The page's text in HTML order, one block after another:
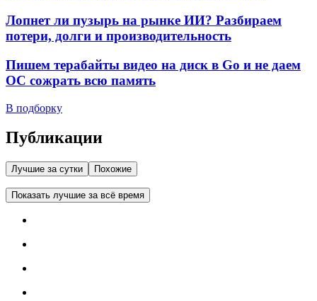
Лопнет ли пузырь на рынке ИИ? Разбираем
потери, долги и производительность
Пишем терабайты видео на диск в Go и не даем
ОС сожрать всю память
В подборку
Публикации
Лучшие за сутки Похожие
Показать лучшие за всё время